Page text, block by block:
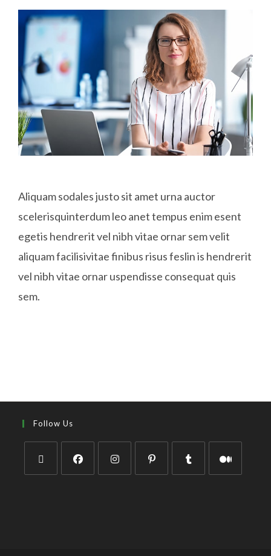
Aliquam sodales justo sit amet urna auctor
scelerisquinterdum leo anet tempus enim esent
egetis hendrerit vel nibh vitae ornar sem velit
aliquam facilisivitae finibus risus feslin is hendrerit
vel nibh vitae ornar uspendisse consequat quis
sem.
Follow Us